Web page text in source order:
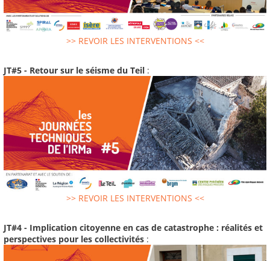
>> REVOIR LES INTERVENTIONS <<
JT#5 - Retour sur le séisme du Teil :
>> REVOIR LES INTERVENTIONS <<
JT#4 - Implication citoyenne en cas de catastrophe : réalités et
perspectives pour les collectivités :